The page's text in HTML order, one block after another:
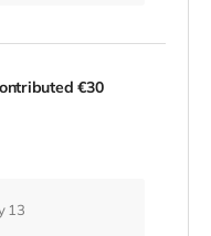
€30
13